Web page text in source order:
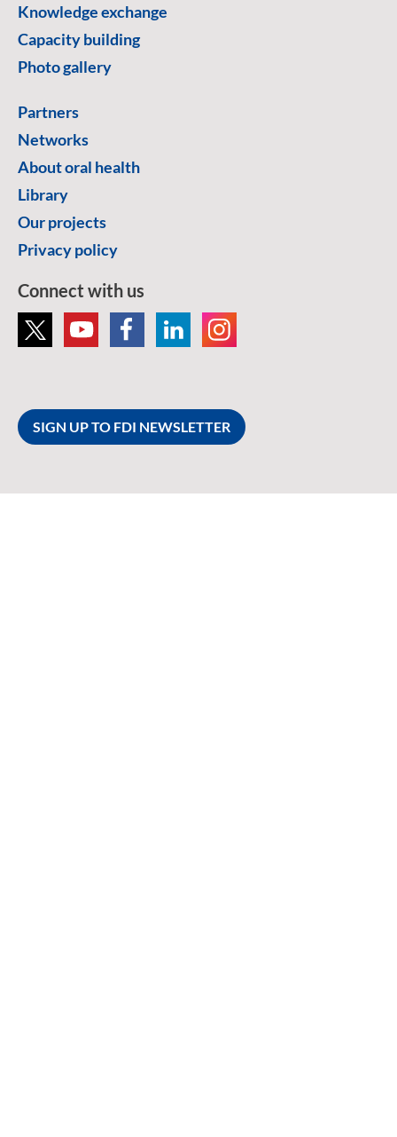
Knowledge exchange
Capacity building
Photo gallery
Partners
Networks
About oral health
Library
Our projects
Privacy policy
Connect with us
SIGN UP TO FDI NEWSLETTER